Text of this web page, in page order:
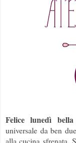
Felice lunedì bella
universale da ben
alla cucina sfrenata.